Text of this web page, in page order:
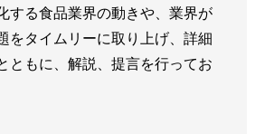
する食品業界の動きや、業界が
をタイムリーに取り上げ、詳細
ともに、解説、提言を行ってお